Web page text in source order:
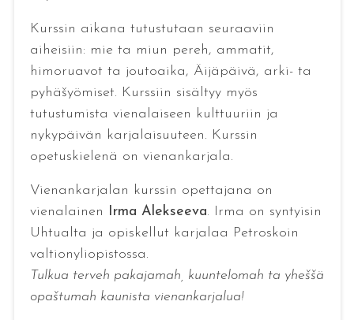
Kurssin aikana tutustutaan seuraaviin
aiheisiin: mie ta miun pereh, ammatit,
himoruavot ta joutoaika, Äijäpäivä, arki- ta
pyhäšyömiset. Kurssiin sisältyy myös
tutustumista vienalaiseen kulttuuriin ja
nykypäivän karjalaisuuteen. Kurssin
opetuskielenä on vienankarjala.
Vienankarjalan kurssin opettajana on
vienalainen Irma Alekseeva. Irma on syntyisin
Uhtualta ja opiskellut karjalaa Petroskoin
valtionyliopistossa.
Tulkua terveh pakajamah, kuuntelomah ta yheššä
opaštumah kaunista vienankarjalua!